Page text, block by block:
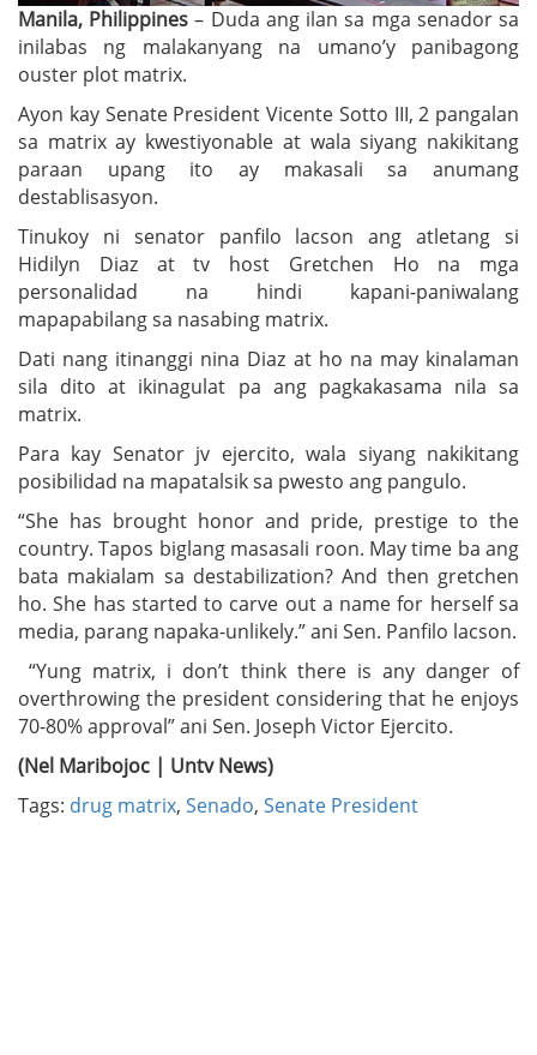
Manila, Philippines– Duda ang ilan sa mga senador sa
inilabas ng malakanyang na umano’y panibagong
ouster plot matrix.
Ayon kay Senate President Vicente Sotto III, 2 pangalan
sa matrix ay kwestiyonable at wala siyang nakikitang
paraan upang ito ay makasali sa anumang
destablisasyon.
Tinukoy ni senator panfilo lacson ang atletang si
Hidilyn Diaz at tv host Gretchen Ho na mga
personalidad na hindi kapani-paniwalang
mapapabilang sa nasabing matrix.
Dati nang itinanggi nina Diaz at ho na may kinalaman
sila dito at ikinagulat pa ang pagkakasama nila sa
matrix.
Para kay Senator jv ejercito, wala siyang nakikitang
posibilidad na mapatalsik sa pwesto ang pangulo.
“She has brought honor and pride, prestige to the
country. Tapos biglang masasali roon. May time ba ang
bata makialam sa destabilization? And then gretchen
ho. She has started to carve out a name for herself sa
media, parang napaka-unlikely.” ani Sen. Panfilo lacson.
“Yung matrix, i don’t think there is any danger of
overthrowing the president considering that he enjoys
70-80% approval” ani Sen. Joseph Victor Ejercito.
(Nel Maribojoc | Untv News)
Tags: drug matrix, Senado, Senate President